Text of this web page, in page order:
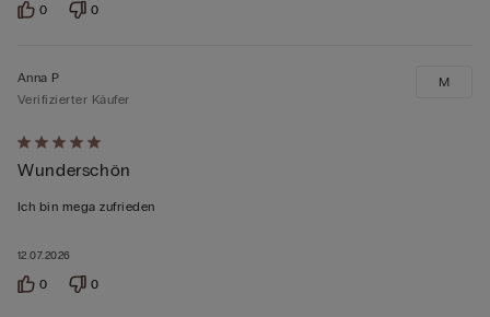
0 0
Mit
5
von
bewertet
12.07.2026
Anna P
Verifizierter Käufer
Wunderschön
Ich bin mega zufrieden
M
0 0